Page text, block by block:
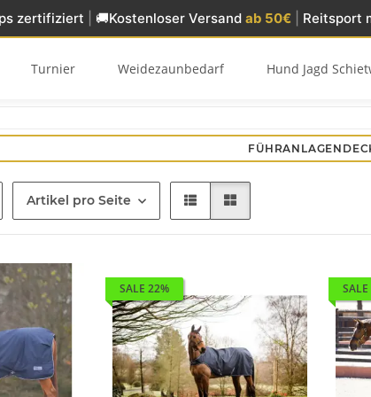
zertifiziert 🚚Kostenloser Versand ab 50€ Reitsport
Turnier Weidezaunbedarf Hund Jagd
Artikel pro Seite
SALE 22%
Powerbank für Waldhausen
STAR